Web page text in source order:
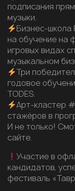
подписания
музыки.
Бизнес-школа
на обучение на
игровых видах
музыкальном
Три
годовое
TODES.
Арт-кластер
стажёров в
И не только!
сайте.
Участие в
кандидатов,
фестиваль